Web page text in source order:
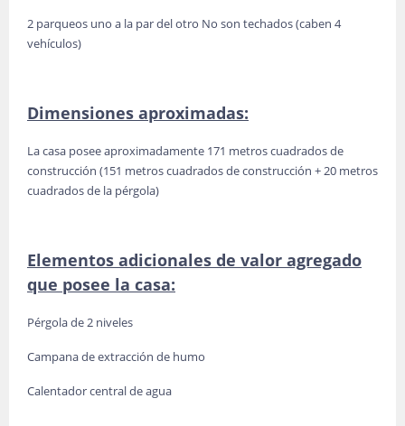
2 parqueos uno a la par del otro No son techados (caben 4
vehículos)
Dimensiones aproximadas:
La casa posee aproximadamente 171 metros cuadrados de
construcción (151 metros cuadrados de construcción + 20 metros
cuadrados de la pérgola)
Elementos adicionales de valor agregado
que posee la casa:
Pérgola de 2 niveles
Campana de extracción de humo
Calentador central de agua